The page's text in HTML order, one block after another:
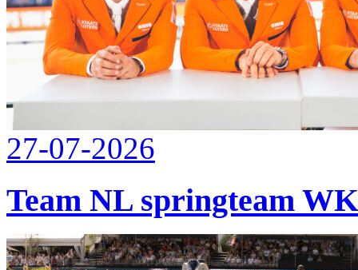
27-07-2026
Team NL springteam